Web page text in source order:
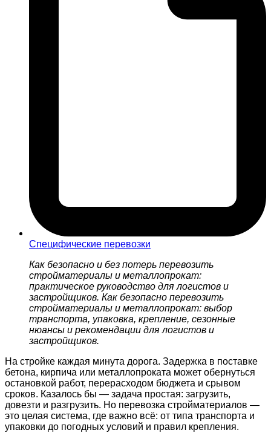
Специфические перевозки
Как безопасно и без потерь перевозить
стройматериалы и металлопрокат:
практическое руководство для логистов и
застройщиков. Как безопасно перевозить
стройматериалы и металлопрокат: выбор
транспорта, упаковка, крепление, сезонные
нюансы и рекомендации для логистов и
застройщиков.
На стройке каждая минута дорога. Задержка в поставке
бетона, кирпича или металлопроката может обернуться
остановкой работ, перерасходом бюджета и срывом
сроков. Казалось бы — задача простая: загрузить,
довезти и разгрузить. Но перевозка стройматериалов —
это целая система, где важно всё: от типа транспорта и
упаковки до погодных условий и правил крепления.